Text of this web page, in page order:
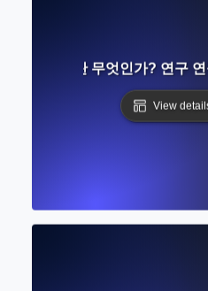
레임워크란 무엇인가? 연구
View